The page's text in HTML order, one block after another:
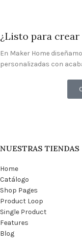
¿Listo para crear
En Maker Home
personalizadas con
NUESTRAS TIENDAS
Home
Catálogo
Shop Pages
Product Loop
Single Product
Features
Blog